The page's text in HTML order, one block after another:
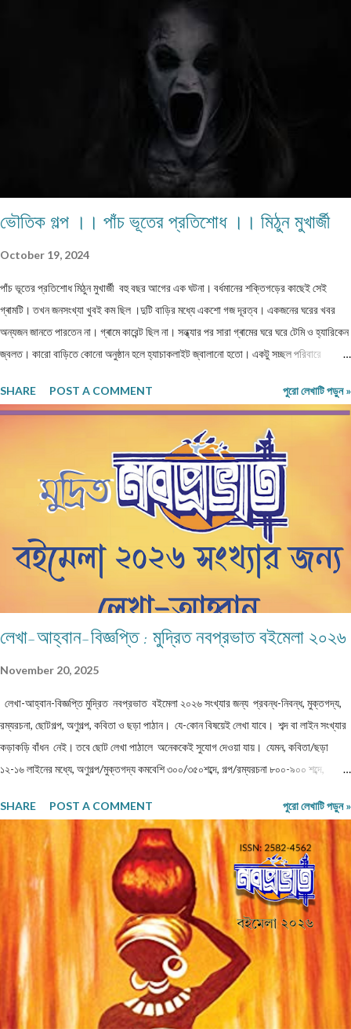
ঘরের বাঁধন ছেড়ে। মুক্ত প্রকৃতির কোলে তারাপদর সঙ্গে গেয়ে উঠেছি-' 'এই আকাশে আমার মুক্তি
আলোয় আলোয়, আমার মুক্তি ধূলায় ধূলায় ঘাসে ঘাসে। যৌবনকালে দেখা রমাপদ চৌধুরীর উপন্যাস
'বনপলাশীর পদাবলী অবলম্বনে নির্মিত ছায়াছবির মূল চরিত্র উদাস গেয়ে উঠেছে -' মনের কথা কারে বলি
ভৌতিক গল্প ।। পাঁচ ভূতের প্রতিশোধ ।। মিঠুন মুখার্জী
October 19, 2024
পাঁচ ভূতের প্রতিশোধ মিঠুন মুখার্জী বহু বছর আগের এক ঘটনা। বর্ধমানের শক্তিগড়ের কাছেই সেই
গ্ৰামটি। তখন জনসংখ্যা খুবই কম ছিল ।দুটি বাড়ির মধ্যে একশো গজ দূরত্ব। একজনের ঘরের খবর
অন্যজন জানতে পারতেন না। গ্ৰামে কারেন্ট ছিল না। সন্ধ্যার পর সারা গ্ৰামের ঘরে ঘরে টেমি ও হ্যারিকেন
জ্বলত। কারো বাড়িতে কোনো অনুষ্ঠান হলে হ্যাচাকলাইট জ্বালানো হতো। একটু সচ্ছল পরিবারে
পাওয়া যেত না। ঐ গ্ৰাম থেকে বাজারের দূরত্ব তিন কিলোমিটার হবে। বাজারে সন্ধ্যার পর জেনারেটরের
লাইন ভাড়া নিয়ে সকলে লাইট জ্বালাত ও ফ্যান চালাত। বাজারে যাওয়ার সময় একটা বিরাট মাঠ পার হতে
হত। যে মাঠের পুরোটা একজায়গায় দাঁড়িয়ে দেখা যেত না। গ্ৰামের মানুষেরা নিজেদের মধ্যে বলাবলি করত,
সন্ধ্যার পর এই মাঠে ভূতেদের আখরা বসে। তারা অনেকেই রাত্রি বেলা ওই মাঠে ভূতেদের দাঁড়িয়ে কখনো
বসে জটলা পাকাতে দেখেছে। এই মাঠের উত্তর দিকে একটি বিশাল তেঁতুল গাছ ছিল। এই গাছ থেকেই
ভূতেরা মাঠে নেমে আসত নিজেদের মধ্যে বিভিন্ন বিষয় নিয়ে আলোচনা করার জন্য। তাদের আলোচনার
SHARE POST A COMMENT পুরো লেখাটি পড়ুন »
লেখা-আহ্বান-বিজ্ঞপ্তি : মুদ্রিত নবপ্রভাত বইমেলা ২০২৬
November 20, 2025
লেখা-আহ্বান-বিজ্ঞপ্তি মুদ্রিত নবপ্রভাত বইমেলা ২০২৬ সংখ্যার জন্য প্রবন্ধ-নিবন্ধ, মুক্তগদ্য,
রম্যরচনা, ছোটগল্প, অণুগল্প, কবিতা ও ছড়া পাঠান। যে-কোন বিষয়েই লেখা যাবে। শব্দ বা লাইন সংখ্যার
কড়াকড়ি বাঁধন নেই। তবে ছোট লেখা পাঠালে অনেককেই সুযোগ দেওয়া যায়। যেমন, কবিতা/ছড়া
১২-১৬ লাইনের মধ্যে, অণুগল্প/মুক্তগদ্য কমবেশি ৩০০/৩৫০শব্দে, গল্প/রম্যরচনা ৮০০-৯০০ শব্দে,
লেখা পাঠাতে হবে। মনোনয়নের সুবিধার্থে একাধিক লেখা পাঠানো ভালো। তবে একই মেলেই দেবেন।
একজন ব্যক্তি একান্ত প্রয়োজন ছাড়া একাধিক মেল করবেন না। লেখা মেলবডিতে টাইপ বা পেস্ট করে
পাঠাবেন। word ফাইলে পাঠানো যেতে পারে। লেখার সঙ্গে দেবেন নিজের নাম, ঠিকানা এবং ফোন ও
whatsapp নম্বর। (ছবি দেওয়ার দরকার নেই।) ১) মেলের সাবজেক্ট লাইনে লিখবেন 'মুদ্রিত
নবপ্রভাত বইমেলা সংখ্যা ২০২৬-এর জন্য'। ২) বানানের দিকে বিশেষ নজর দেবেন। ৩) যতিচিহ্নের
আগে স্পেস না দিয়ে পরে দেবেন। ৪) বিশেষ কোন চিহ্ন (যেমন @ # ...
SHARE POST A COMMENT পুরো লেখাটি পড়ুন »